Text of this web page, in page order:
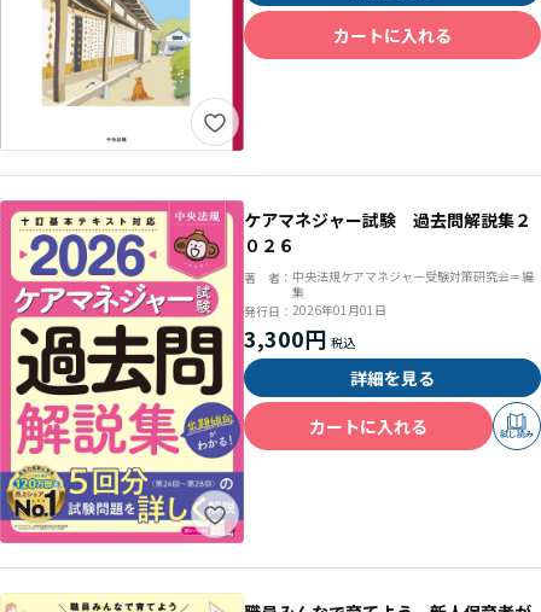
カートに入れる
ケアマネジャー試験 過去問解説集２
０２６
著 者： 中央法規ケアマネジャー受験対策研究会＝編
集
発行日： 2026年01月01日
3,300円
詳細を見る
カートに入れる
試し読み